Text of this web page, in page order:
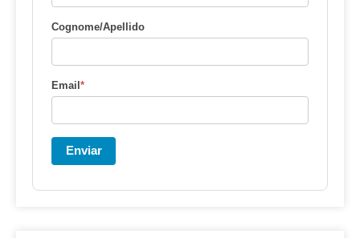
Cognome/Apellido
Email*
Enviar